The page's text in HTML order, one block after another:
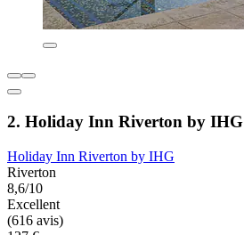
2. Holiday Inn Riverton by IHG
Holiday Inn Riverton by IHG
Riverton
8,6/10
Excellent
(616 avis)